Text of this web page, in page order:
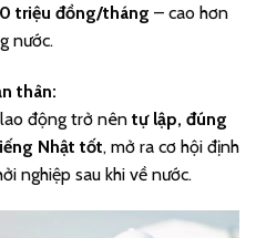
triệu đồng/tháng – cao hơn
nước.
thân:
lao động trở nên tự lập, đúng
Nhật tốt, mở ra cơ hội định
nghiệp sau khi về nước.